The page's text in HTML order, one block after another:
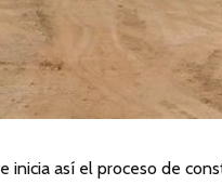
e inicia así el proceso de